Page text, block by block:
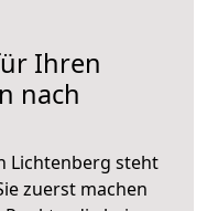
Ihren
nach
Lichtenberg steht
zuerst machen